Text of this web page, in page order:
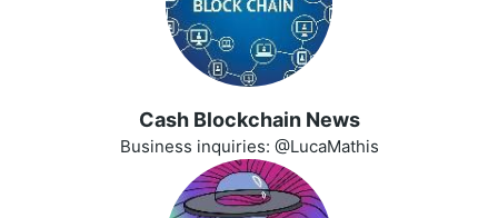
Cash Blockchain News
Business inquiries: @LucaMathis